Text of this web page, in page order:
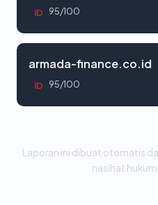
ID 95/100
armada-finance.co.id
ID 95/100
Laporan ini dibuat otomatis
nasihat